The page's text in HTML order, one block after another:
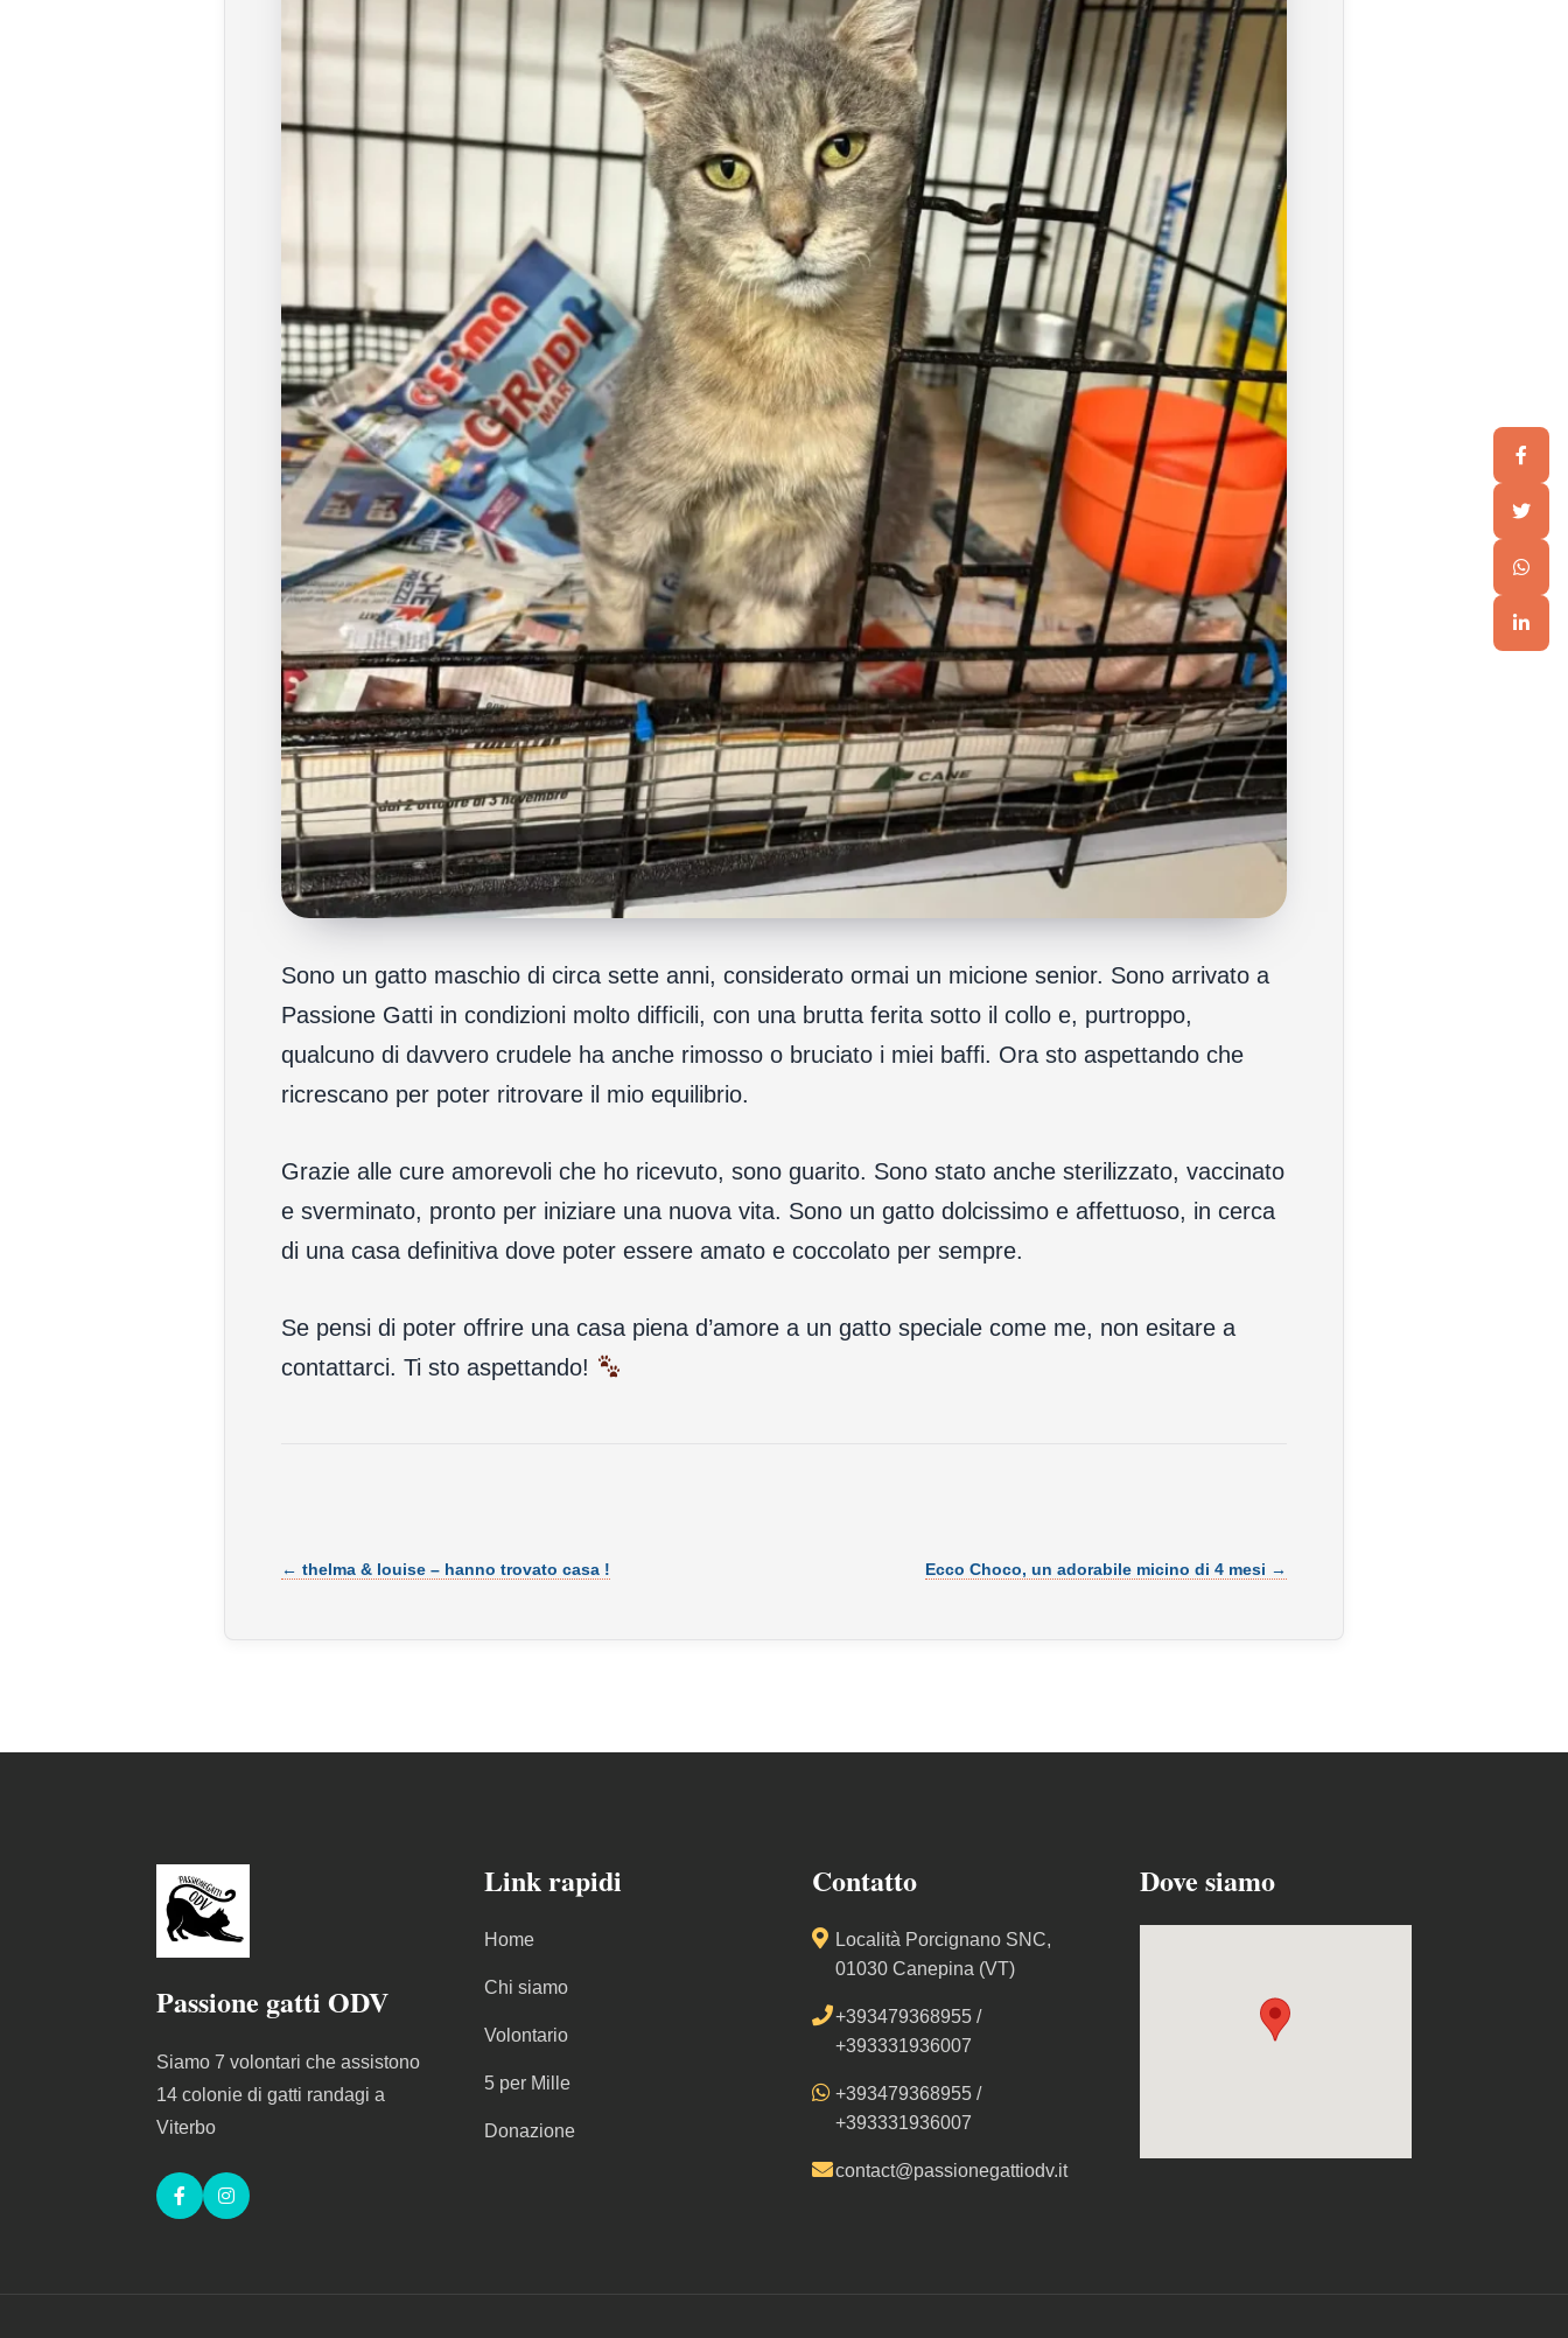
Sono un gatto maschio di circa sette anni, considerato ormai un micione senior. Sono arrivato a
Passione Gatti in condizioni molto difficili, con una brutta ferita sotto il collo e, purtroppo,
qualcuno di davvero crudele ha anche rimosso o bruciato i miei baffi. Ora sto aspettando che
ricrescano per poter ritrovare il mio equilibrio.
Grazie alle cure amorevoli che ho ricevuto, sono guarito. Sono stato anche sterilizzato, vaccinato
e sverminato, pronto per iniziare una nuova vita. Sono un gatto dolcissimo e affettuoso, in cerca
di una casa definitiva dove poter essere amato e coccolato per sempre.
Se pensi di poter offrire una casa piena d’amore a un gatto speciale come me, non esitare a
contattarci. Ti sto aspettando!
← thelma & louise – hanno trovato casa ! Ecco Choco, un adorabile micino di 4 mesi →
Passione gatti ODV
Siamo 7 volontari che assistono
14 colonie di gatti randagi a
Viterbo
FacebookInstagram
Link rapidi
Home
Chi siamo
Volontario
5 per Mille
Donazione
Contatto
Località Porcignano SNC,
01030 Canepina (VT)
+393479368955 /
+393331936007
+393479368955 /
+393331936007
contact@passionegattiodv.it
Dove siamo